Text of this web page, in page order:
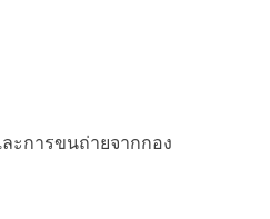
ะการขนถ่ายจากกอง